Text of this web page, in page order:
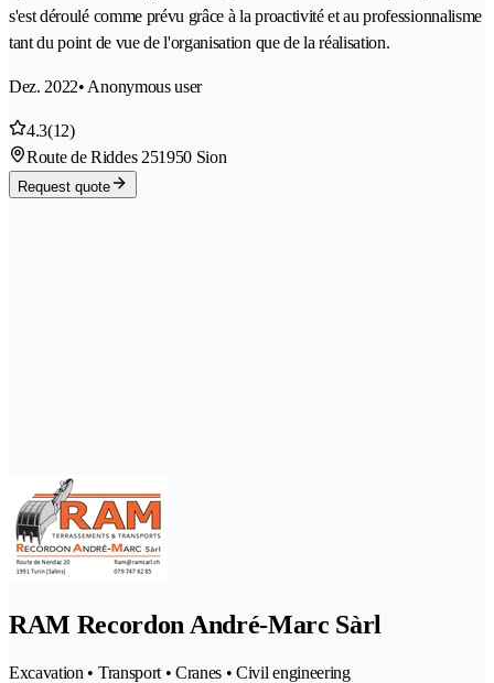
s'est déroulé comme prévu grâce à la proactivité et au professionnalisme
tant du point de vue de l'organisation que de la réalisation.
Dez. 2022• Anonymous user
4.3(12)
Route de Riddes 251950 Sion
Request quote
RAM Recordon André-Marc Sàrl
Excavation • Transport • Cranes • Civil engineering